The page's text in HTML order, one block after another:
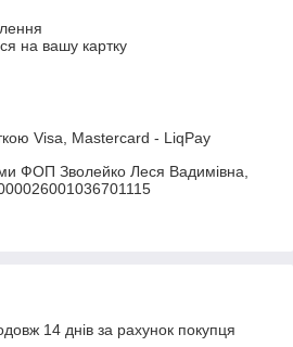
на вашу картку
Visa, Mastercard - LiqPay
ФОП Зволейко Леся Вадимівна,
14 днів за рахунок покупця